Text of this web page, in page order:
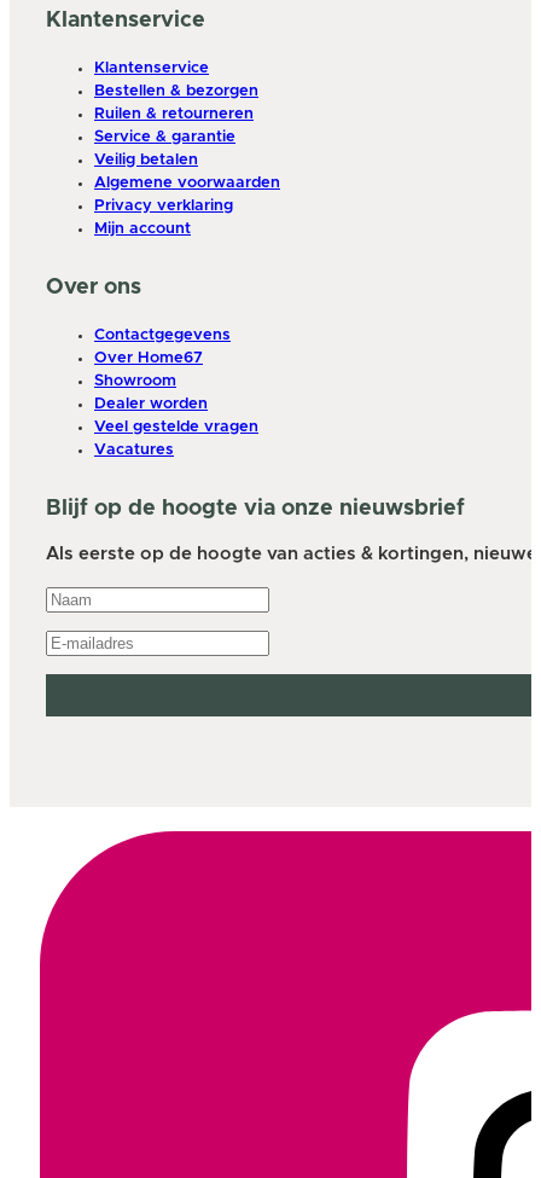
Klantenservice
Klantenservice
Bestellen & bezorgen
Ruilen & retourneren
Service & garantie
Veilig betalen
Algemene voorwaarden
Privacy verklaring
Mijn account
Over ons
Contactgegevens
Over Home67
Showroom
Dealer worden
Veel gestelde vragen
Vacatures
Blijf op de hoogte via onze nieuwsbrief
Als eerste op de hoogte van acties & kortingen,